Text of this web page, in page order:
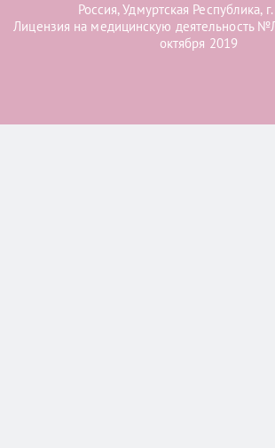
Россия, Удмуртская Республика,
Лицензия на медицинскую деятельность
октября 2019